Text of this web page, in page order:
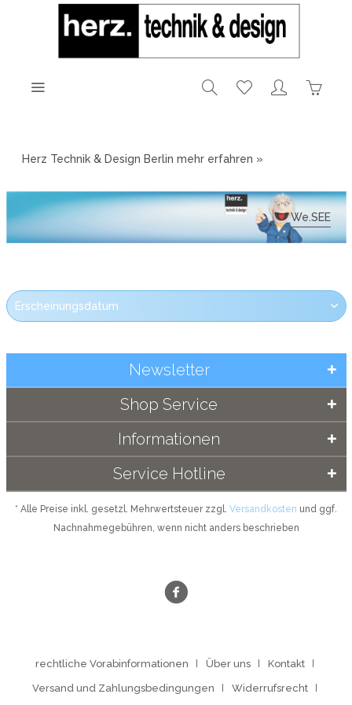
Herz Technik & Design Berlin mehr erfahren »
We.SEE
Service Hotline
Shop Service
Informationen
Newsletter
* Alle Preise inkl. gesetzl. Mehrwertsteuer zzgl. Versandkosten und ggf.
Nachnahmegebühren, wenn nicht anders beschrieben
rechtliche Vorabinformationen Über uns Kontakt
Versand und Zahlungsbedingungen Widerrufsrecht